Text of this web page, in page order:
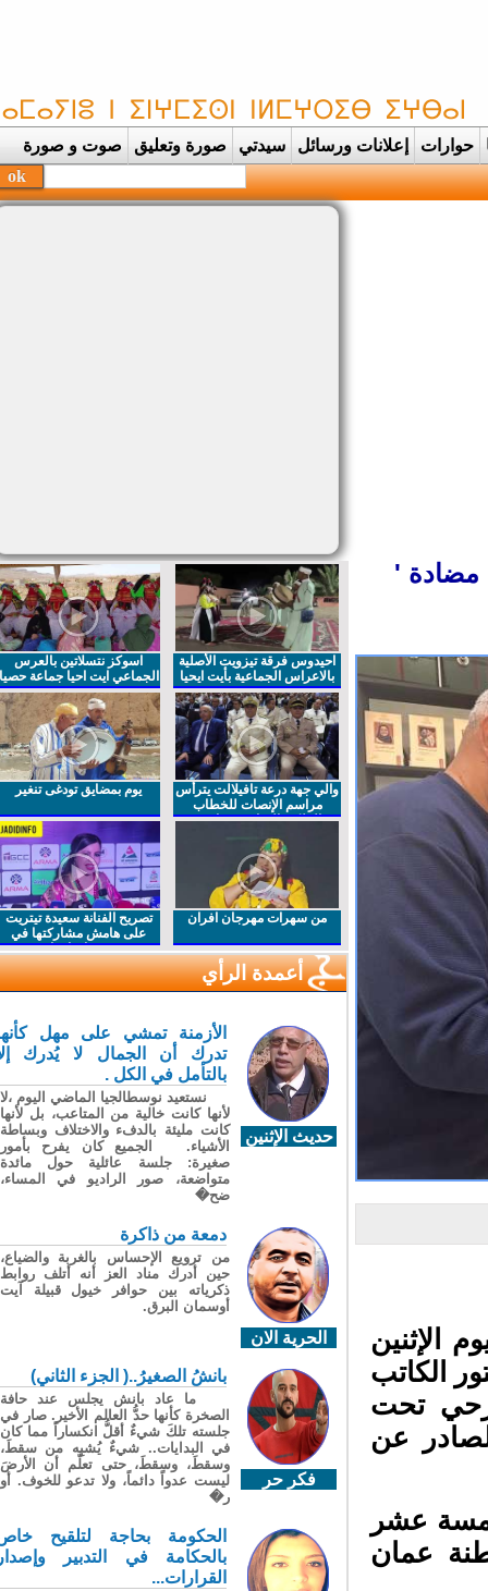
حوارات إعلانات ورسائل سيدتي صورة وتعليق صوت و صورة
بحفظة القر |
'
الكاتب
تحت
عن
عشر
عمان
احيدوس فرقة تيزويت الأصلية
بالاعراس الجماعية بأيت ايحيا
اسوكز نتسلاتين بالعرس
الجماعي ايت احيا جماعة حصيا
والي جهة درعة تافيلالت يترأس
مراسم الإنصات للخطاب
الملكي السامي بمناسبة
يوم بمضايق تودغى تنغير
من سهرات مهرجان افران
تصريح الفنانة سعيدة تيتريت
على هامش مشاركتها في
مهرجان افران
أعمدة الرأي
حديث الإثنين
الأزمنة تمشي على مهل كأنها
تدرك أن الجمال لا يُدرك إلا
بالتأمل في الكل .
نستعيد نوسطالجيا الماضي اليوم ،لا
لأنها كانت خالية من المتاعب، بل لأنها
كانت مليئة بالدفء والاختلاف وبساطة
الأشياء. الجميع كان يفرح بأمور
صغيرة: جلسة عائلية حول مائدة
متواضعة، صور الراديو في المساء،
ضح�
الحرية الان
دمعة من ذاكرة
من ترويع الإحساس بالغربة والضياع،
حين أدرك مناد العز أنه أتلف روابط
ذكرياته بين حوافر خيول قبيلة آيت
أوسمان البرق.
فكر حر
بانشُ الصغيرُ..( الجزء الثاني)
ما عاد بانش يجلس عند حافة
الصخرة كأنها حدُّ العالم الأخير. صار في
جلسته تلكَ شيءٌ أقلُّ انكساراً مما كان
في البدايات.. شيءٌ يُشبِه من سقطَ،
وسقطَ، وسقطَ، حتى تعلّم أن الأرضَ
ليست عدواً دائماً، ولا تدعو للخوف. أو
ر�
الحكومة بحاجة لتلقيح خاص
بالحكامة في التدبير وإصدار
القرارات...